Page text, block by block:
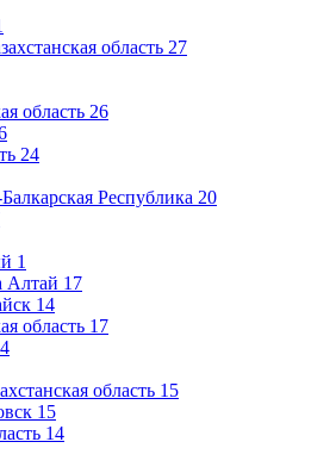
область 27
область 26
24
Республика 20
1
Алтай 17
14
область 17
область 15
15
14